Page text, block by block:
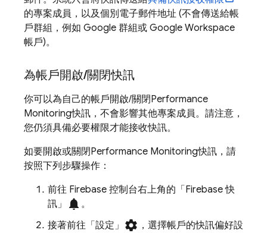
的專案成員，以及個別電子郵件地址 (不會傳送給帳
戶群組，例如 Google 群組或 Google Workspace
帳戶)。
為帳戶開啟/關閉快訊
你可以為自己的帳戶開啟/關閉Performance
Monitoring快訊，不會影響其他專案成員。請注意，
您仍須具備必要權限才能接收快訊。
如要開啟或關閉Performance Monitoring快訊，請
按照下列步驟操作：
前往 Firebase 控制台右上角的「Firebase 快
訊」
notifications 。
接著前往「設定」 settings ，選擇帳戶的快訊偏好設